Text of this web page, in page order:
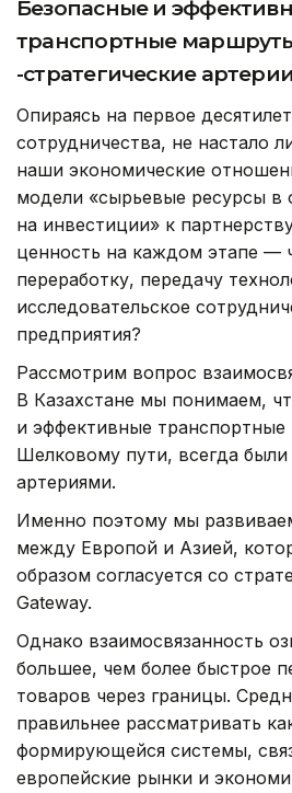
Безопасные и
транспортные
-стратегические артерии
Опираясь на первое
сотрудничества, не настало
наши экономические
модели «сырьевые ресурсы в
на инвестиции» к
ценность на каждом этапе —
переработку, передачу
исследовательское
предприятия?
Рассмотрим вопрос
В Казахстане мы понимаем,
и эффективные
Шелковому пути, всегда были
артериями.
Именно поэтому мы
между Европой и Азией,
образом согласуется со
Gateway.
Однако взаимосвязанность
большее, чем более быстрое
товаров через границы.
правильнее рассматривать
формирующейся системы,
европейские рынки и